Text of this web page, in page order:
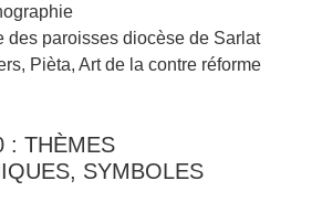
des paroisses diocèse de Sarlat
Pièta, Art de la contre réforme
: THÈMES
SYMBOLES